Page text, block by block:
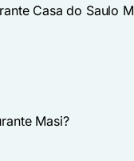
Casa do Saulo
Masi?